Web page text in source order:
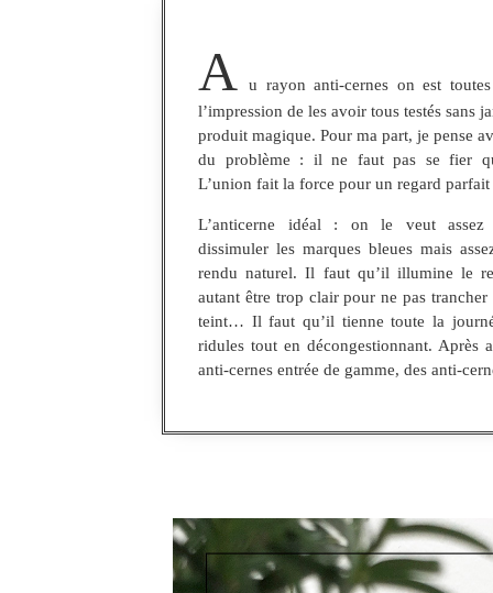
A
u rayon anti-cernes on est
l’impression de les avoir tous testés sans
produit magique. Pour ma part, je pense
du problème : il ne faut pas se fier
L’union fait la force pour un regard
L’anticerne idéal : on le veut assez
dissimuler les marques bleues mais
rendu naturel. Il faut qu’il illumine le
autant être trop clair pour ne pas trancher
teint… Il faut qu’il tienne toute la
ridules tout en décongestionnant. Après
anti-cernes entrée de gamme, des anti-